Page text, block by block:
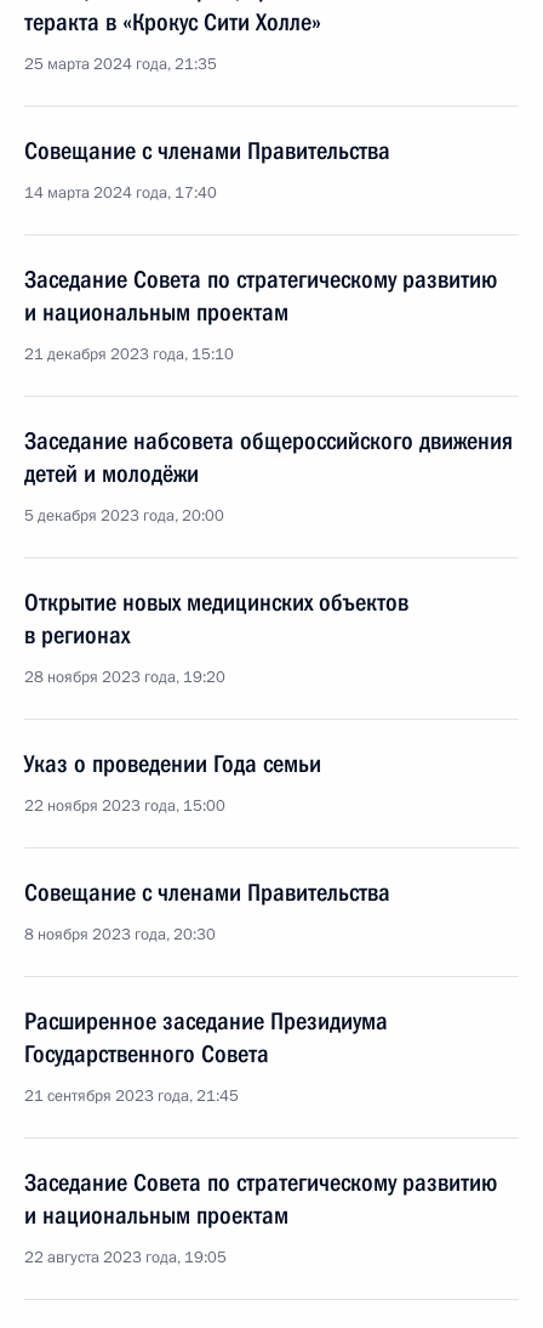
теракта в «Крокус Сити Холле»
25 марта 2024 года, 21:35
Совещание с членами Правительства
14 марта 2024 года, 17:40
Заседание Совета по стратегическому развитию
и национальным проектам
21 декабря 2023 года, 15:10
Заседание набсовета общероссийского движения
детей и молодёжи
5 декабря 2023 года, 20:00
Открытие новых медицинских объектов
в регионах
28 ноября 2023 года, 19:20
Указ о проведении Года семьи
22 ноября 2023 года, 15:00
Совещание с членами Правительства
8 ноября 2023 года, 20:30
Расширенное заседание Президиума
Государственного Совета
21 сентября 2023 года, 21:45
Заседание Совета по стратегическому развитию
и национальным проектам
22 августа 2023 года, 19:05